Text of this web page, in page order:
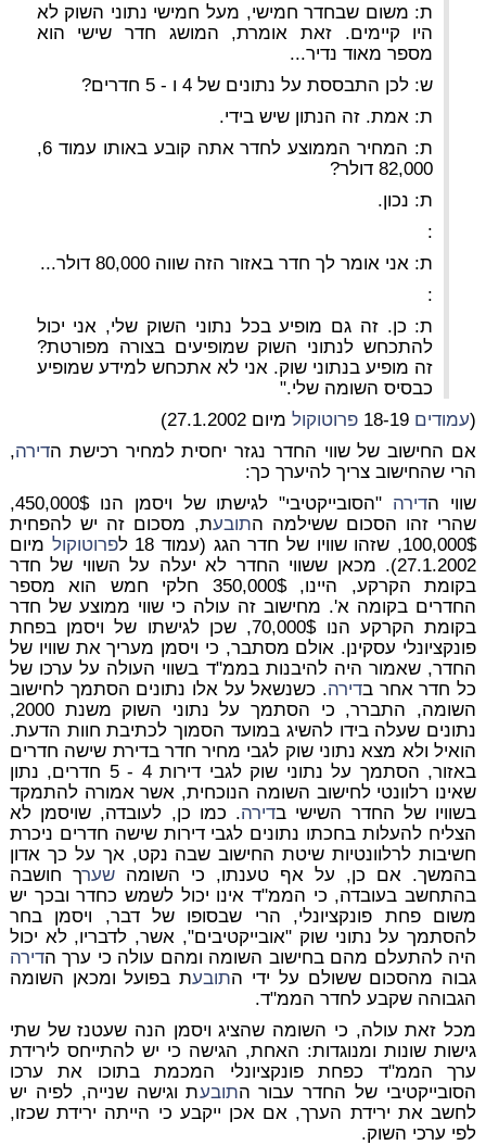
ת: משום שבחדר חמישי, מעל חמישי נתוני השוק לא
היו קיימים. זאת אומרת, המושג חדר שישי הוא
מספר מאוד נדיר...
ש: לכן התבססת על נתונים של 4 ו - 5 חדרים?
ת: אמת. זה הנתון שיש בידי.
ת: המחיר הממוצע לחדר אתה קובע באותו עמוד 6,
82,000 דולר?
ת: נכון.
:
ת: אני אומר לך חדר באזור הזה שווה 80,000 דולר...
:
ת: כן. זה גם מופיע בכל נתוני השוק שלי, אני יכול
להתכחש לנתוני השוק שמופיעים בצורה מפורטת?
זה מופיע בנתוני שוק. אני לא אתכחש למידע שמופיע
כבסיס השומה שלי."
(עמודים פרוטוקולמיום 27.1.2002)
אם החישוב של שווי החדר נגזר יחסית למחיר רכישת הדירה,
הרי שהחישוב צריך להיערך כך:
שווי הדירה
"הסובייקטיבי" לגישתו של ויסמן הנו 450,000$,
שהרי זהו הסכום ששילמה התובעת, מסכום זה יש להפחית
100,000$, שזהו שוויו של חדר הגג (עמוד 18 ל
פרוטוקול מיום
27.1.2002).
מכאן ששווי החדר לא יעלה על השווי של חדר
בקומת הקרקע, היינו, 350,000$ חלקי חמש הוא מספר
החדרים בקומה א'. מחישוב זה עולה כי שווי ממוצע של חדר
בקומת הקרקע הנו 70,000$, שכן לגישתו של ויסמן בפחת
פונקציונלי עסקינן. אולם מסתבר, כי ויסמן מעריך את שוויו של
החדר, שאמור היה להיבנות בממ"ד בשווי העולה על ערכו של
כל חדר אחר בדירה. כשנשאל על אלו נתונים הסתמך לחישוב
השומה, התברר, כי הסתמך על נתוני השוק משנת 2000,
נתונים שעלה בידו להשיג במועד הסמוך לכתיבת חוות הדעת.
הואיל ולא מצא נתוני שוק לגבי מחיר חדר בדירת שישה חדרים
באזור, הסתמך על נתוני שוק לגבי דירות 4 - 5 חדרים, נתון
שאינו רלוונטי לחישוב השומה הנוכחית, אשר אמורה להתמקד
בשוויו של החדר השישי בדירה. כמו כן, לעובדה, שויסמן לא
הצליח להעלות בחכתו נתונים לגבי דירות שישה חדרים ניכרת
חשיבות לרלוונטיות שיטת החישוב שבה נקט, אך על כך אדון
בהמשך. אם כן, על אף טענתו, כי השומהשערך חושבה
בהתחשב בעובדה, כי הממ"ד אינו יכול לשמש כחדר ובכך יש
משום פחת פונקציונלי, הרי שבסופו של דבר, ויסמן בחר
להסתמך על נתוני שוק "אובייקטיבים", אשר, לדבריו, לא יכול
היה להתעלם מהם בחישוב השומה ומהם עולה כי ערך הדירה
גבוה מהסכום ששולם על ידי התובעת בפועל ומכאן השומה
הגבוהה שקבע לחדר הממ"ד.
מכל זאת עולה, כי השומה שהציג ויסמן הנה שעטנז של שתי
גישות שונות ומנוגדות: האחת, הגישה כי יש להתייחס לירידת
ערך הממ"ד כפחת פונקציונלי המכמת בתוכו את ערכו
הסובייקטיבי של החדר עבור התובעת וגישה שנייה, לפיה יש
לחשב את ירידת הערך, אם אכן ייקבע כי הייתה ירידת שכזו,
לפי ערכי השוק.